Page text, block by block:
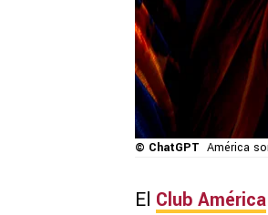
© ChatGPT América
El Club América